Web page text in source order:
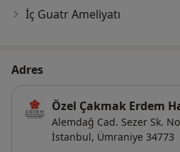
İç Guatr Ameliyatı
Adres
Özel Çakmak Erdem
Alemdağ Cad. Sezer Sk.
İstanbul, Ümraniye 34773